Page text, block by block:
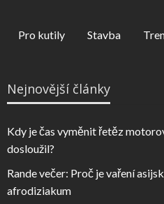
Pro kutily Stavba
Nejnovější články
Kdy je čas vyměnit řetěz
dosloužil?
Rande večer: Proč je vaření
afrodiziakum